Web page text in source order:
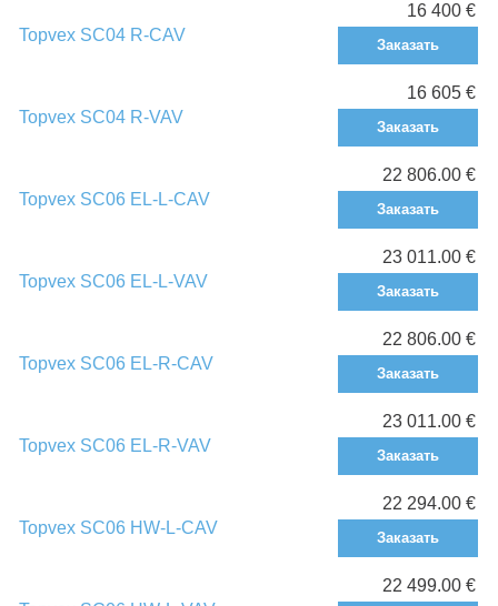
Topvex SC04 R-CAV
16 400 €
Заказать
Topvex SC04 R-VAV
16 605 €
Заказать
Topvex SC06 EL-L-CAV
22 806.00 €
Заказать
Topvex SC06 EL-L-VAV
23 011.00 €
Заказать
Topvex SC06 EL-R-CAV
22 806.00 €
Заказать
Topvex SC06 EL-R-VAV
23 011.00 €
Заказать
Topvex SC06 HW-L-CAV
22 294.00 €
Заказать
22 499.00 €